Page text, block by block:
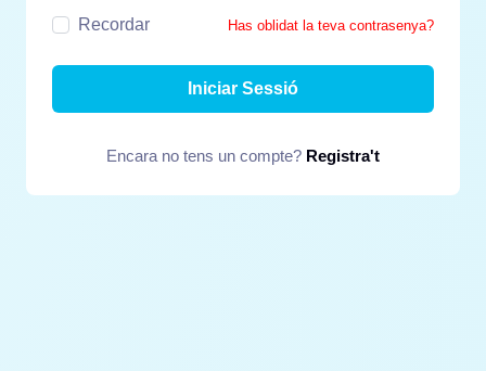
Recordar Has oblidat la teva contrasenya?
Iniciar Sessió
Encara no tens un compte? Registra't